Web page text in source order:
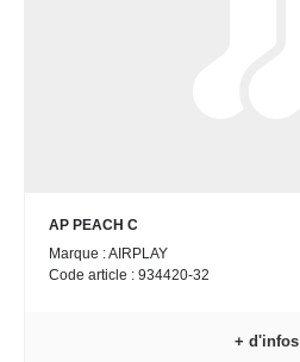
AP PEACH C
Marque : AIRPLAY
Code article : 934420-32
+ d'infos